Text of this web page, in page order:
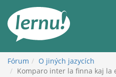
obsahu
Fórum
O jiných jazycích
Komparo inter la finna kaj la